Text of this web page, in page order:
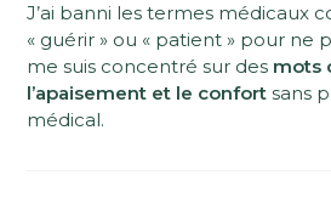
J’ai banni les termes médicaux
« guérir » ou « patient » pour ne
me suis concentré sur des mots
l’apaisement et le confort sans
médical.